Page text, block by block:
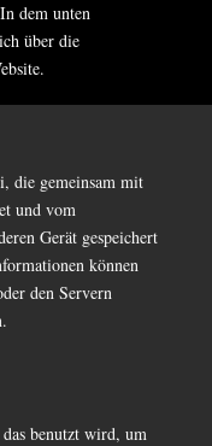
dem unten
über die
die gemeinsam mit
und vom
Gerät gespeichert
können
den Servern
benutzt wird, um